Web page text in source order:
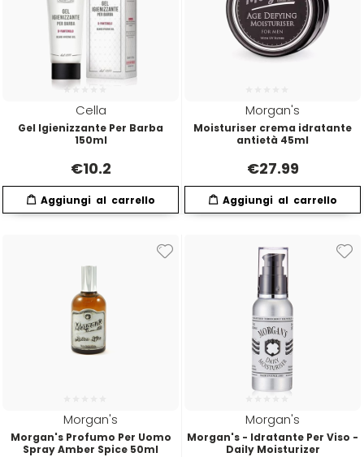
Farmagan
FarmaVita
Floid
Four Reasons
Giusy Hold
Hair Tech
INTERCOSMO
JOICO
Kemon
Kemon Actyva
Cella
Gel Igienizzante Per Barba
150ml
€10.2
Morgan's
Moisturiser crema idratante
antietà 45ml
€27.99
Morgan's
Morgan's Profumo Per Uomo
Spray Amber Spice 50ml
Morgan's
Morgan's - Idratante Per Viso -
Daily Moisturizer